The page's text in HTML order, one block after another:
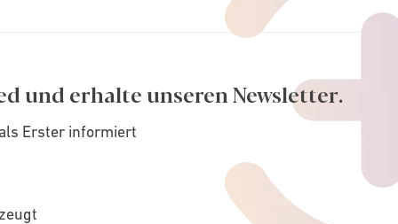
und erhalte unseren Newsletter.
Erster informiert